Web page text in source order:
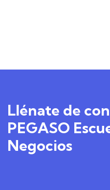
Llénate de
PEGASO
Negocios